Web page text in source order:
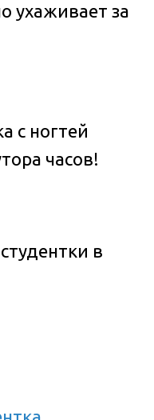
ухаживает за
с ногтей
часов!
в